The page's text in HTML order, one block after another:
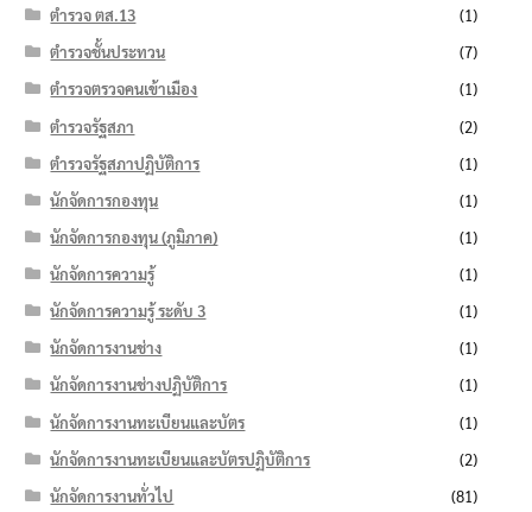
ตำรวจ ตส.13
(1)
ตำรวจชั้นประทวน
(7)
ตำรวจตรวจคนเข้าเมือง
(1)
ตำรวจรัฐสภา
(2)
ตำรวจรัฐสภาปฏิบัติการ
(1)
นักจัดการกองทุน
(1)
นักจัดการกองทุน (ภูมิภาค)
(1)
นักจัดการความรู้
(1)
นักจัดการความรู้ ระดับ 3
(1)
นักจัดการงานช่าง
(1)
นักจัดการงานช่างปฏิบัติการ
(1)
นักจัดการงานทะเบียนและบัตร
(1)
นักจัดการงานทะเบียนและบัตรปฏิบัติการ
(2)
นักจัดการงานทั่วไป
(81)